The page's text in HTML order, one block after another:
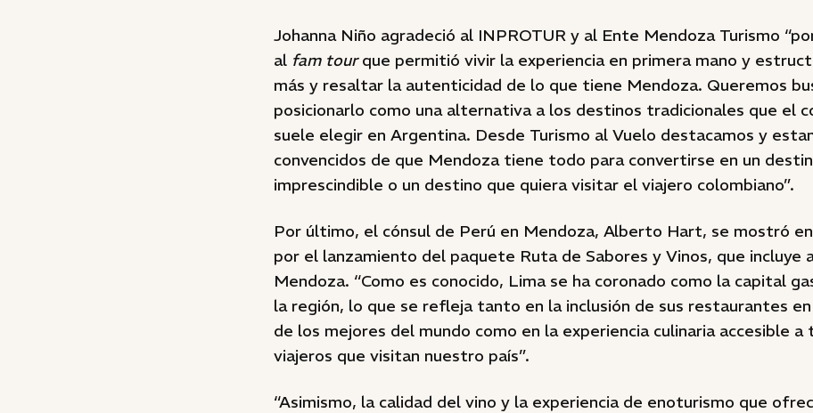
Johanna Niño agradeció al INPROTUR y al Ente Mendoza Turismo
al fam tourque permitió vivir la experiencia en primera mano y
más y resaltar la autenticidad de lo que tiene Mendoza. Queremos
posicionarlo como una alternativa a los destinos tradicionales que el
suele elegir en Argentina. Desde Turismo al Vuelo destacamos y
convencidos de que Mendoza tiene todo para convertirse en un
imprescindible o un destino que quiera visitar el viajero colombiano”.
Por último, el cónsul de Perú en Mendoza, Alberto Hart, se mostró
por el lanzamiento del paquete Ruta de Sabores y Vinos, que incluye
Mendoza. “Como es conocido, Lima se ha coronado como la capital
la región, lo que se refleja tanto en la inclusión de sus restaurantes
de los mejores del mundo como en la experiencia culinaria accesible
viajeros que visitan nuestro país”.
“Asimismo, la calidad del vino y la experiencia de enoturismo que